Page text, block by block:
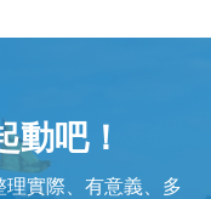
動吧！
實際、有意義、多